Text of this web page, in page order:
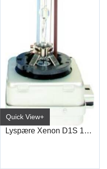
Quick View+
Lyspære Xenon D1S 12+24V 35W Pk32D-2